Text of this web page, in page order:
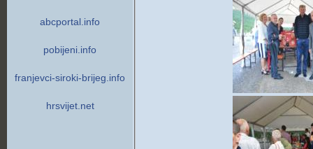
abcportal.info
pobijeni.info
franjevci-siroki-brijeg.info
hrsvijet.net